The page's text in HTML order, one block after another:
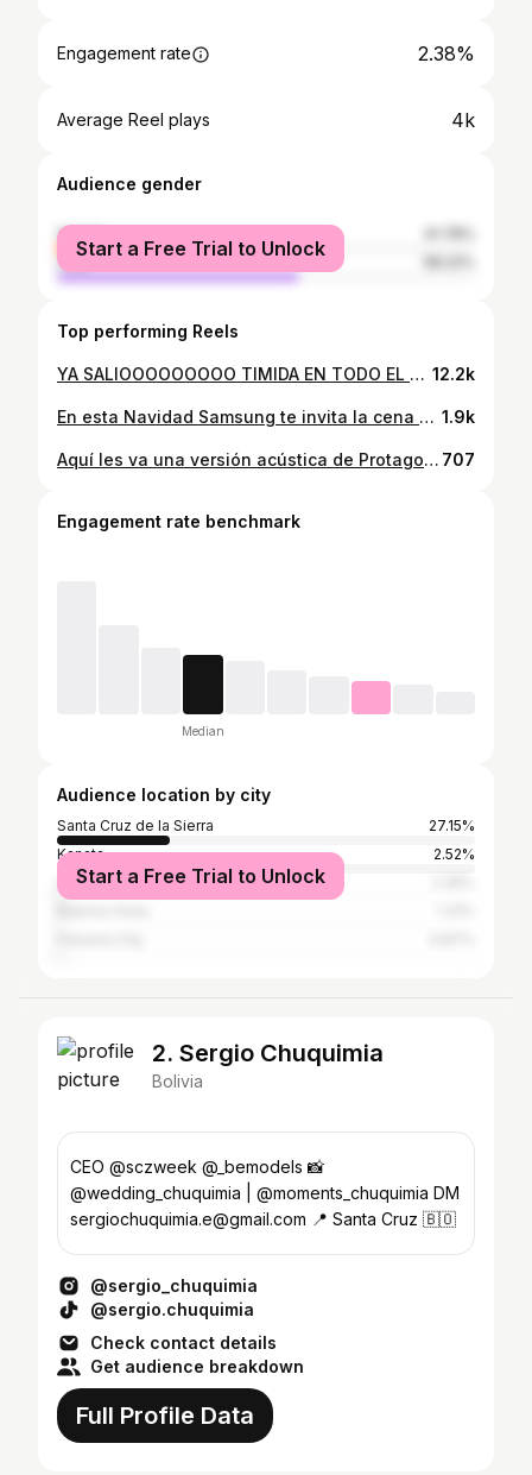
Engagement rate 2.38%
Average Reel plays 4k
Audience gender
female
male
Start a Free Trial to Unlock
Top performing Reels
YA SALIOOOOOOOOO TIMIDA EN TODO EL MUNDO LPM❤️❤️❤️ link en mi perfil para que lo veaaaan 12.2k
En esta Navidad Samsung te invita la cena 🥂🤞🏻😍 En el link vas a encontrar todos los productos que participan, feliz navidad adelantada con @samsung.bolivia ❤️ 1.9k
Aquí les va una versión acústica de Protagonista 😍🤍 Todo grabado con mi Scarlett 2i2 Studio🫶🏻 707
Engagement rate benchmark
Median
Audience location by city
Santa Cruz de la Sierra
27.15%
Kanata
2.52%
La Paz
Start a Free Trial to Unlock
2. Sergio Chuquimia
Bolivia
CEO @sczweek @_bemodels 📸
@wedding_chuquimia | @moments_chuquimia DM
sergiochuquimia.e@gmail.com 📍 Santa Cruz 🇧🇴
@sergio_chuquimia
@sergio.chuquimia
Check contact details
Get audience breakdown
Full Profile Data